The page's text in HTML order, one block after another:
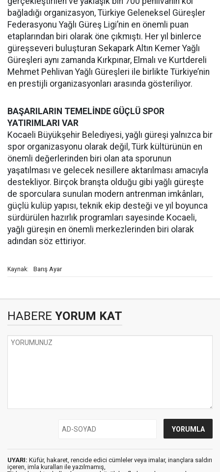
bağladığı organizasyon, Türkiye Geleneksel Güreşler
Federasyonu Yağlı Güreş Ligi’nin en önemli puan
etaplarından biri olarak öne çıkmıştı. Her yıl binlerce
güreşseveri buluşturan Sekapark Altın Kemer Yağlı
Güreşleri aynı zamanda Kırkpınar, Elmalı ve Kurtdereli
Mehmet Pehlivan Yağlı Güreşleri ile birlikte Türkiye’nin
en prestijli organizasyonları arasında gösteriliyor.
BAŞARILARIN TEMELİNDE GÜÇLÜ SPOR
YATIRIMLARI VAR
Kocaeli Büyükşehir Belediyesi, yağlı güreşi yalnızca bir
spor organizasyonu olarak değil, Türk kültürünün en
önemli değerlerinden biri olan ata sporunun
yaşatılması ve gelecek nesillere aktarılması amacıyla
destekliyor. Birçok branşta olduğu gibi yağlı güreşte
de sporculara sunulan modern antrenman imkânları,
güçlü kulüp yapısı, teknik ekip desteği ve yıl boyunca
sürdürülen hazırlık programları sayesinde Kocaeli,
yağlı güreşin en önemli merkezlerinden biri olarak
adından söz ettiriyor.
Kaynak: Barış Ayar
HABERE YORUM KAT
UYARI: Küfür, hakaret, rencide edici cümleler veya imalar, inançlara saldırı
içeren, imla kuralları ile yazılmamış,